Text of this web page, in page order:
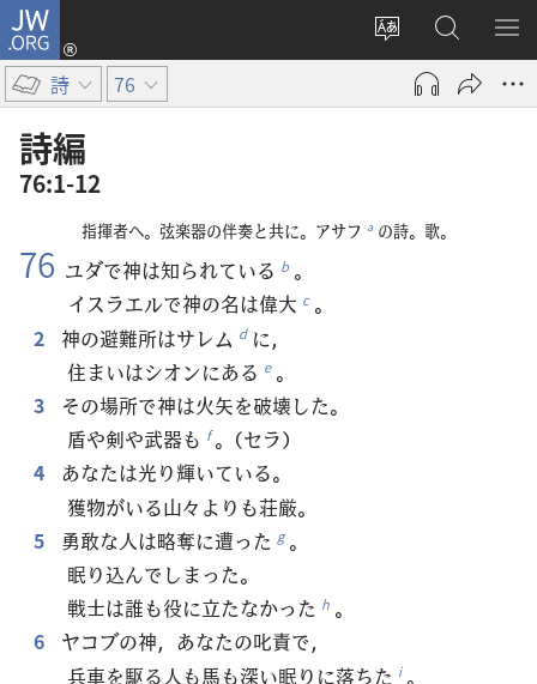
JW.ORG
サ
ト
を
ロ
グ
ン
タ
JW.ORG
の
検
メ
を
詩 76
詩編
76:1-12
指揮者へ。弦楽器の伴奏と共に。アサフ a の詩。歌。
76 ユダで神は知られている b 。
イスラエルで神の名は偉大 c 。
2
神の避難所はサレム d に，
住まいはシオンにある e 。
3
その場所で神は火矢を破壊した。
盾や剣や武器も f 。（セラ）
4
あなたは光り輝いている。
獲物がいる山々よりも荘厳。
5
勇敢な人は略奪に遭った g 。
眠り込んでしまった。
戦士は誰も役に立たなかった h 。
6
ヤコブの神，あなたの叱責で，
兵車を駆る人も馬も深い眠りに落ちた i 。